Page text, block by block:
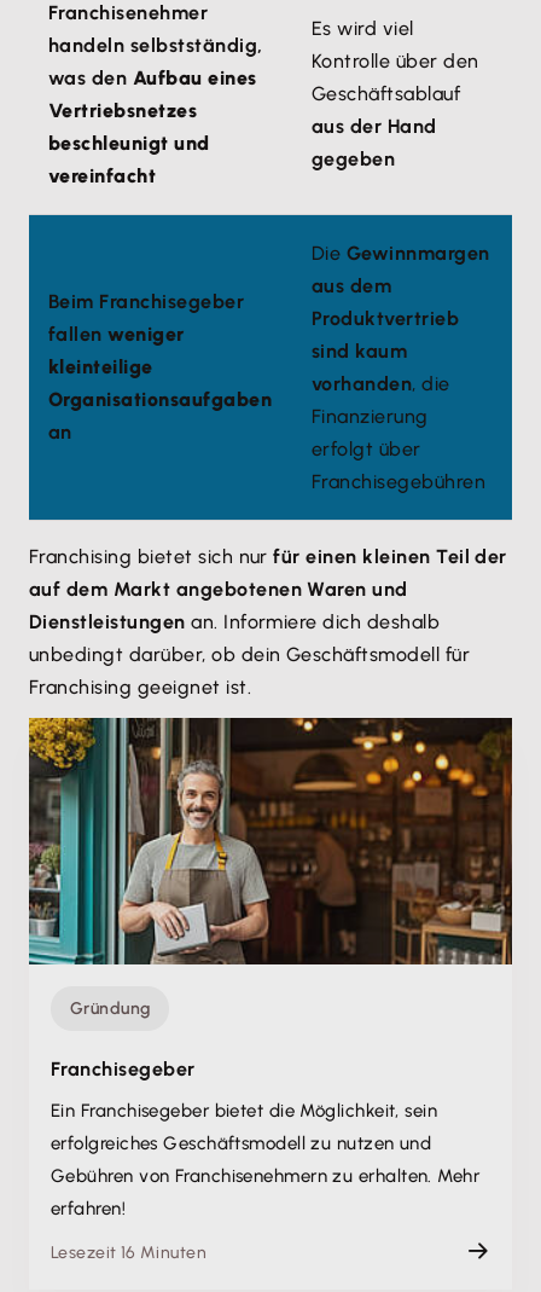
Franchisenehmer
handeln selbstständig,
was den Aufbau eines
Vertriebsnetzes
beschleunigt und
vereinfacht
Es wird viel
Kontrolle über den
Geschäftsablauf
aus der Hand
gegeben
Beim Franchisegeber
fallenweniger
kleinteilige
Organisationsaufgaben
an
Die Gewinnmargen
aus dem
Produktvertrieb
sind kaum
vorhanden, die
Finanzierung
erfolgt über
Franchisegebühren
Franchising bietet sich nurfür einen kleinen Teil der
auf dem Markt angebotenen Waren und
Dienstleistungen an. Informiere dich deshalb
unbedingt darüber, ob dein Geschäftsmodell für
Franchising geeignet ist.
Gründung
Franchisegeber
Ein Franchisegeber bietet die Möglichkeit, sein
erfolgreiches Geschäftsmodell zu nutzen und
Gebühren von Franchisenehmern zu erhalten. Mehr
erfahren!
Lesezeit 16 Minuten